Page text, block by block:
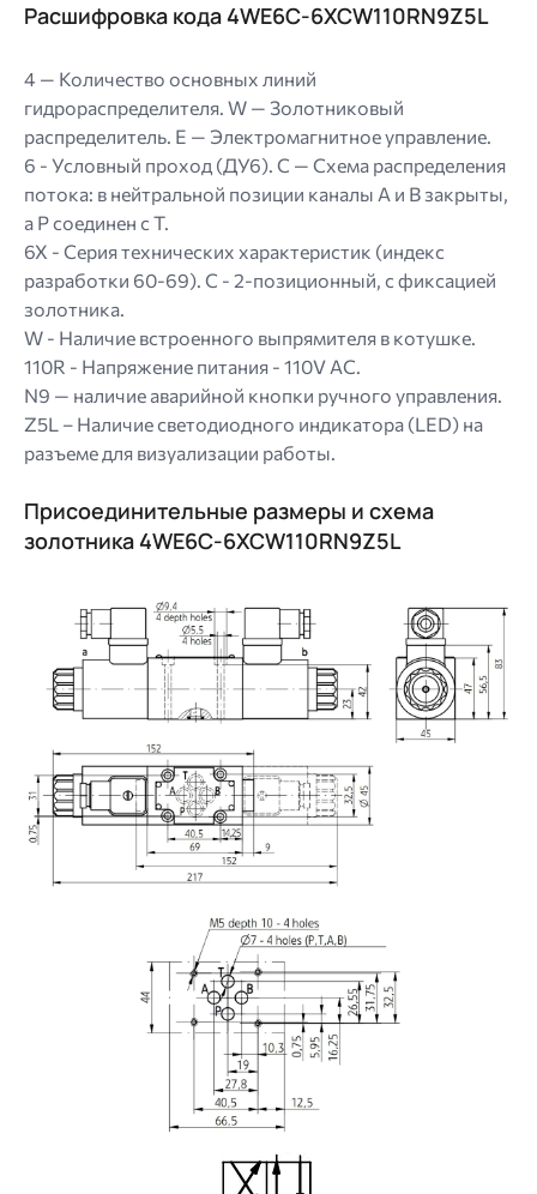
Расшифровка кода 4WE6C-6XCW110RN9Z5L
4 — Количество основных линий
гидрораспределителя. W — Золотниковый
распределитель. E — Электромагнитное управление.
6 - Условный проход (ДУ6). C — Схема распределения
потока: в нейтральной позиции каналы A и B закрыты,
а P соединен с T.
6X - Серия технических характеристик (индекс
разработки 60-69). C - 2-позиционный, с фиксацией
золотника.
W - Наличие встроенного выпрямителя в котушке.
110R - Напряжение питания - 110V AC.
N9 — наличие аварийной кнопки ручного управления.
Z5L – Наличие светодиодного индикатора (LED) на
разъеме для визуализации работы.
Присоединительные размеры и схема
золотника 4WE6C-6XCW110RN9Z5L
Image